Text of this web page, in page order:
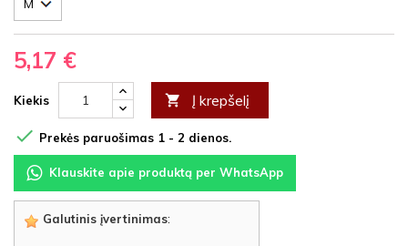
kreminės)
5,17 €
Kiekis  Į krepšelį
 Prekės paruošimas 1 - 2 dienos.
Klauskite apie produktą per WhatsApp
Galutinis įvertinimas: